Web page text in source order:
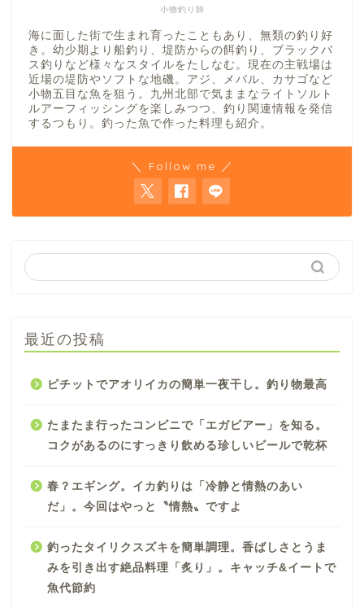
小物釣り師
海に面した街で生まれ育ったこともあり、無類の釣り好
き。幼少期より船釣り、堤防からの餌釣り、ブラックバ
ス釣りなど様々なスタイルをたしなむ。現在の主戦場は
近場の堤防やソフトな地磯。アジ、メバル、カサゴなど
小物五目な魚を狙う。九州北部で気ままなライトソルト
ルアーフィッシングを楽しみつつ、釣り関連情報を発信
するつもり。釣った魚で作った料理も紹介。
＼ Follow me ／
最近の投稿
ピチットでアオリイカの簡単一夜干し。釣り物最高
たまたま行ったコンビニで「エガビアー」を知る。
コクがあるのにすっきり飲める珍しいビールで乾杯
春？エギング。イカ釣りは「冷静と情熱のあい
だ」。今回はやっと〝情熱〟ですよ
釣ったタイリクスズキを簡単調理。香ばしさとうま
みを引き出す絶品料理「炙り」。キャッチ&イートで
魚代節約